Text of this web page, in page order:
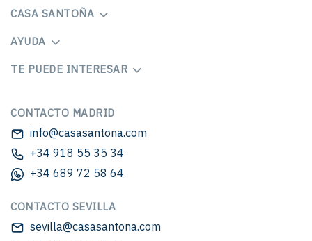
CASA SANTOÑA
AYUDA
TE PUEDE INTERESAR
CONTACTO MADRID
info@casasantona.com
+34 918 55 35 34
+34 689 72 58 64
CONTACTO SEVILLA
sevilla@casasantona.com